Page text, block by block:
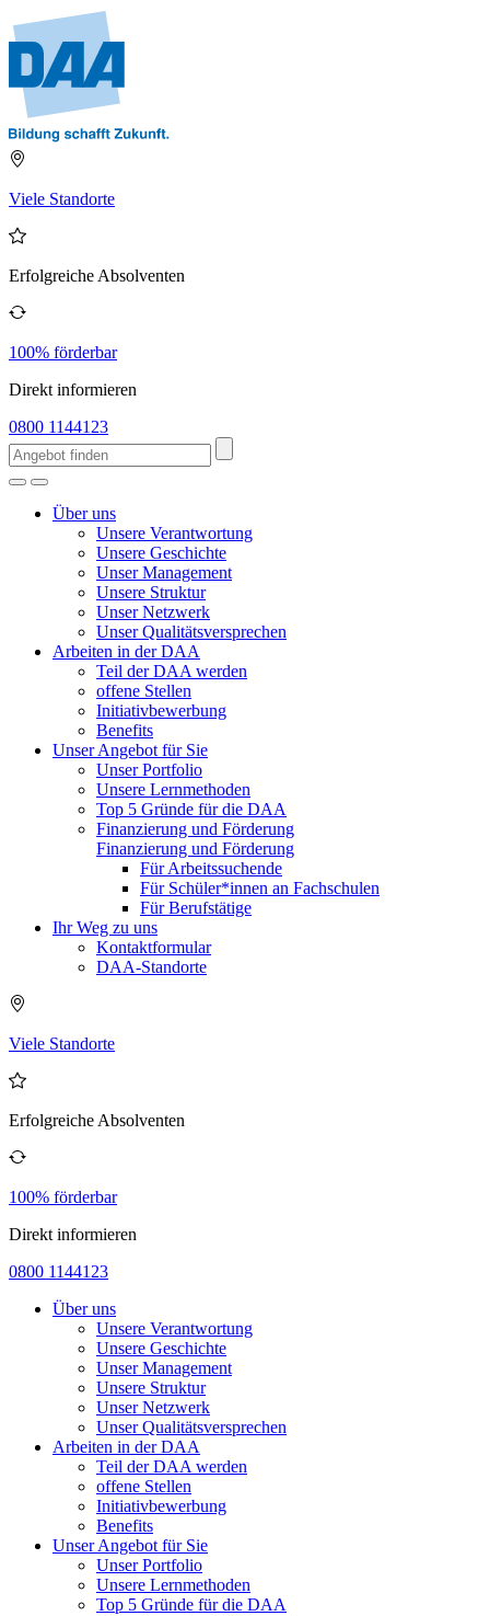
Viele Standorte
Erfolgreiche Absolventen
100% förderbar
Direkt informieren
0800 1144123
Über uns
Unsere Verantwortung
Unsere Geschichte
Unser Management
Unsere Struktur
Unser Netzwerk
Unser Qualitätsversprechen
Arbeiten in der DAA
Teil der DAA werden
offene Stellen
Initiativbewerbung
Benefits
Unser Angebot für Sie
Unser Portfolio
Unsere Lernmethoden
Top 5 Gründe für die DAA
Finanzierung und Förderung
Finanzierung und Förderung
Für Arbeitssuchende
Für Schüler*innen an Fachschulen
Für Berufstätige
Ihr Weg zu uns
Kontaktformular
DAA-Standorte
Viele Standorte
Erfolgreiche Absolventen
100% förderbar
Direkt informieren
0800 1144123
Über uns
Unsere Verantwortung
Unsere Geschichte
Unser Management
Unsere Struktur
Unser Netzwerk
Unser Qualitätsversprechen
Arbeiten in der DAA
Teil der DAA werden
offene Stellen
Initiativbewerbung
Benefits
Unser Angebot für Sie
Unser Portfolio
Unsere Lernmethoden
Top 5 Gründe für die DAA